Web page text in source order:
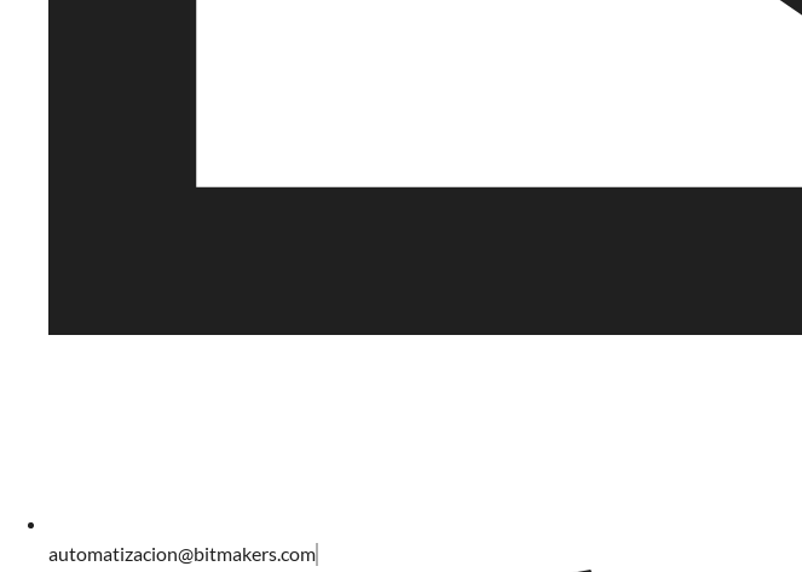
automatizacion@bitmakers.com